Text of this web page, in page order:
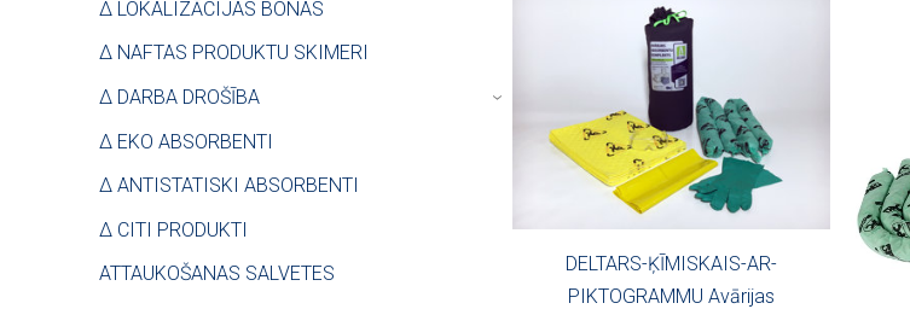
∆ LOKALIZĀCIJAS BONAS
∆ NAFTAS PRODUKTU SKIMERI
∆ DARBA DROŠĪBA
›
∆ EKO ABSORBENTI
∆ ANTISTATISKI ABSORBENTI
∆ CITI PRODUKTI
ATTAUKOŠANAS SALVETES
DELTARS-ĶĪMISKAIS-AR-
PIKTOGRAMMU Avārijas